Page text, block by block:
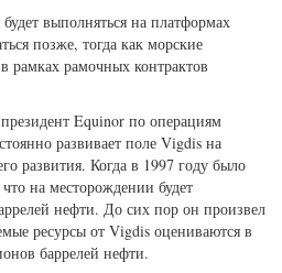
выполняться на платформах
позже, тогда как морские
рамках рамочных контрактов
Equinor по операциям
развивает поле Vigdis на
развития. Когда в 1997 году было
на месторождении будет
нефти. До сих пор он произвел
ресурсы от Vigdis оцениваются в
баррелей нефти.